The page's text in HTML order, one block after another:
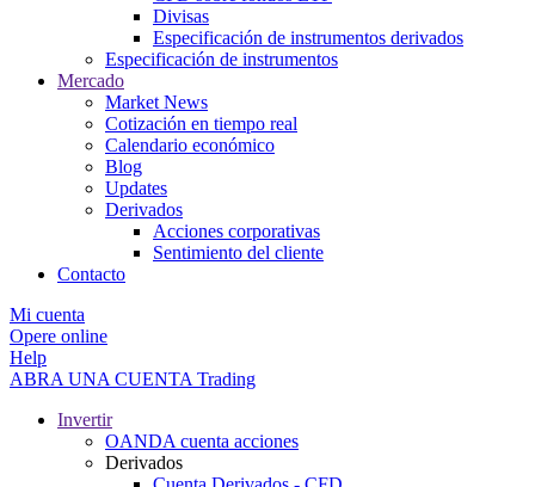
Divisas
Especificación de instrumentos derivados
Especificación de instrumentos
Mercado
Market News
Cotización en tiempo real
Calendario económico
Blog
Updates
Derivados
Acciones corporativas
Sentimiento del cliente
Contacto
Mi cuenta
Opere online
Help
ABRA UNA CUENTA Trading
Invertir
OANDA cuenta acciones
Derivados